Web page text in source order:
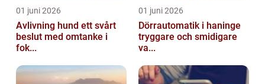
01 juni 2026
Avlivning hund ett svårt
beslut med omtanke i
fok...
01 juni 2026
Dörrautomatik i haninge
tryggare och smidigare
va...